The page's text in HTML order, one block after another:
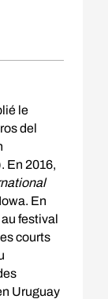
le
del
En 2016,
En
festival
courts
Uruguay